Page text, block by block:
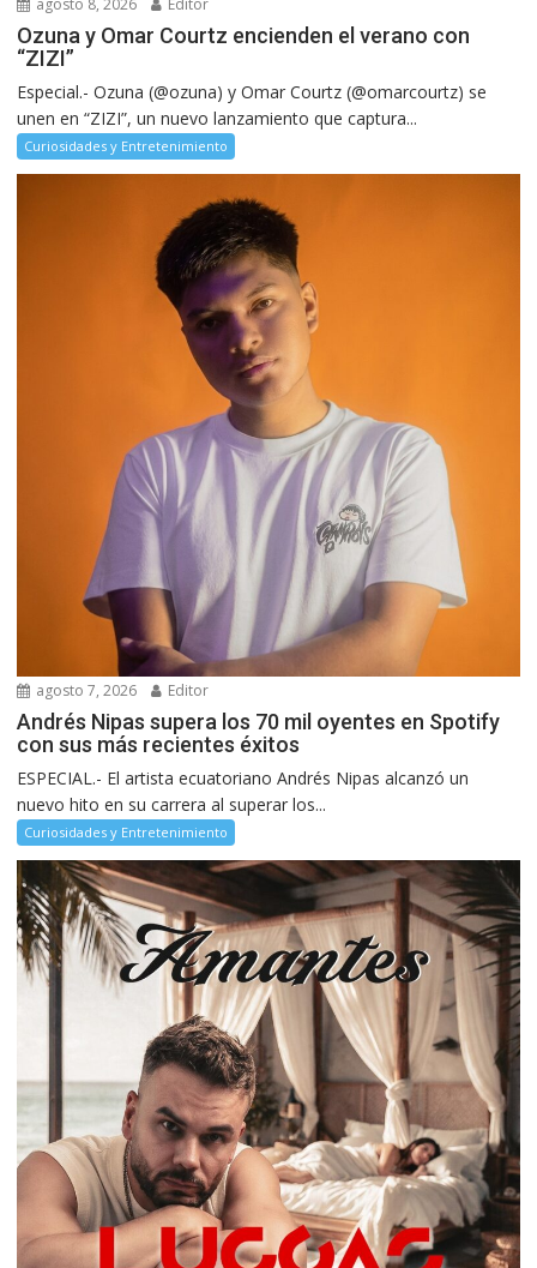
agosto 8, 2026 Editor
Ozuna y Omar Courtz encienden el verano con
“ZIZI”
Especial.- Ozuna (@ozuna) y Omar Courtz (@omarcourtz) se
unen en “ZIZI”, un nuevo lanzamiento que captura...
Curiosidades y Entretenimiento
agosto 7, 2026 Editor
Andrés Nipas supera los 70 mil oyentes en Spotify
con sus más recientes éxitos
ESPECIAL.- El artista ecuatoriano Andrés Nipas alcanzó un
nuevo hito en su carrera al superar los...
Curiosidades y Entretenimiento